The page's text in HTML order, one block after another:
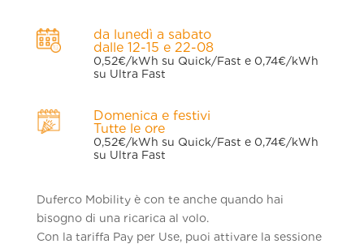
da lunedì a sabato
dalle 12-15 e 22-08
0,52€/kWh su Quick/Fast e 0,74€/kWh
su Ultra Fast
Domenica e festivi
Tutte le ore
0,52€/kWh su Quick/Fast e 0,74€/kWh
su Ultra Fast
Duferco Mobility è con te anche quando hai
bisogno di una ricarica al volo.
Con la tariffa Pay per Use, puoi attivare la sessione